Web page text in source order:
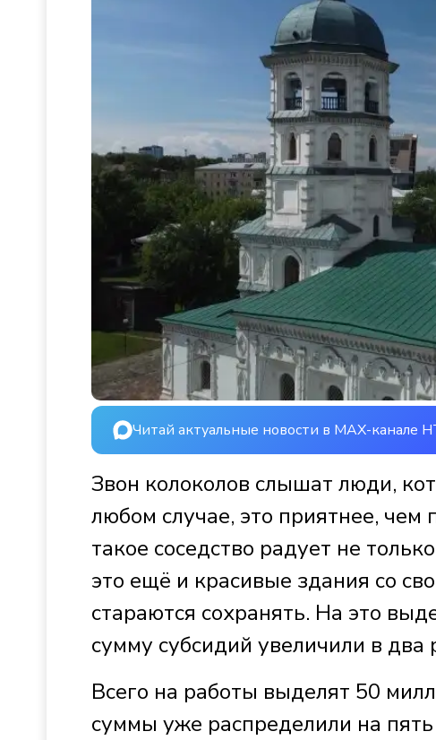
Читай актуальные новости в MAX-канале
Звон колоколов слышат люди,
любом случае, это приятнее,
такое соседство радует не
это ещё и красивые здания со
стараются сохранять. На это
сумму субсидий увеличили в два
Всего на работы выделят 50
суммы уже распределили на